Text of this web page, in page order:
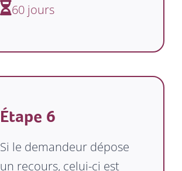
60 jours
Étape 6
Si le demandeur dépose
un recours, celui-ci est